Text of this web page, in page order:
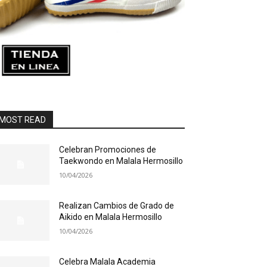
READ
Celebran Promociones de
Taekwondo en Malala Hermosillo
10/04/2026
Realizan Cambios de Grado de
Aikido en Malala Hermosillo
10/04/2026
Celebra Malala Academia